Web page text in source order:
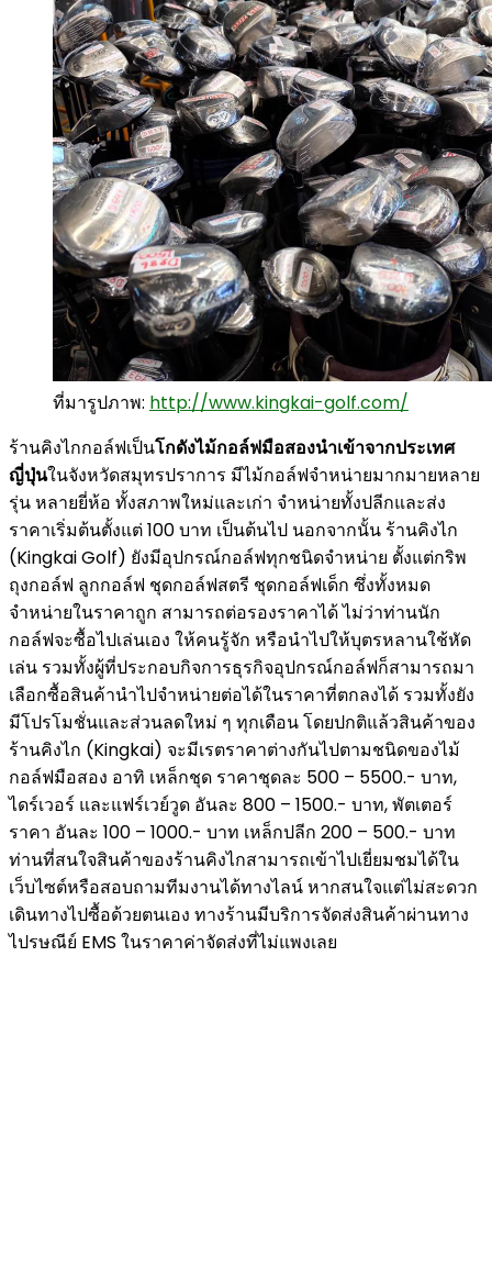
ที่มารูปภาพ: http://www.kingkai-golf.com/
ร้านคิงไกกอล์ฟเป็นโกดังไม้กอล์ฟมือสองนำเข้าจากประเทศ
ญี่ปุ่นในจังหวัดสมุทรปราการ มีไม้กอล์ฟจำหน่ายมากมายหลาย
รุ่น หลายยี่ห้อ ทั้งสภาพใหม่และเก่า จำหน่ายทั้งปลีกและส่ง
ราคาเริ่มต้นตั้งแต่ 100 บาท เป็นต้นไป นอกจากนั้น ร้านคิงไก
(Kingkai Golf) ยังมีอุปกรณ์กอล์ฟทุกชนิดจำหน่าย ตั้งแต่กริพ
ถุงกอล์ฟ ลูกกอล์ฟ ชุดกอล์ฟสตรี ชุดกอล์ฟเด็ก ซึ่งทั้งหมด
จำหน่ายในราคาถูก สามารถต่อรองราคาได้ ไม่ว่าท่านนัก
กอล์ฟจะซื้อไปเล่นเอง ให้คนรู้จัก หรือนำไปให้บุตรหลานใช้หัด
เล่น รวมทั้งผู้ที่ประกอบกิจการธุรกิจอุปกรณ์กอล์ฟก็สามารถมา
เลือกซื้อสินค้านำไปจำหน่ายต่อได้ในราคาที่ตกลงได้ รวมทั้งยัง
มีโปรโมชั่นและส่วนลดใหม่ ๆ ทุกเดือน โดยปกติแล้วสินค้าของ
ร้านคิงไก (Kingkai) จะมีเรตราคาต่างกันไปตามชนิดของไม้
กอล์ฟมือสอง อาทิ เหล็กชุด ราคาชุดละ 500 – 5500.- บาท,
ไดร์เวอร์ และแฟร์เวย์วูด อันละ 800 – 1500.- บาท, พัตเตอร์
ราคา อันละ 100 – 1000.- บาท เหล็กปลีก 200 – 500.- บาท
ท่านที่สนใจสินค้าของร้านคิงไกสามารถเข้าไปเยี่ยมชมได้ใน
เว็บไซต์หรือสอบถามทีมงานได้ทางไลน์ หากสนใจแต่ไม่สะดวก
เดินทางไปซื้อด้วยตนเอง ทางร้านมีบริการจัดส่งสินค้าผ่านทาง
ไปรษณีย์ EMS ในราคาค่าจัดส่งที่ไม่แพงเลย